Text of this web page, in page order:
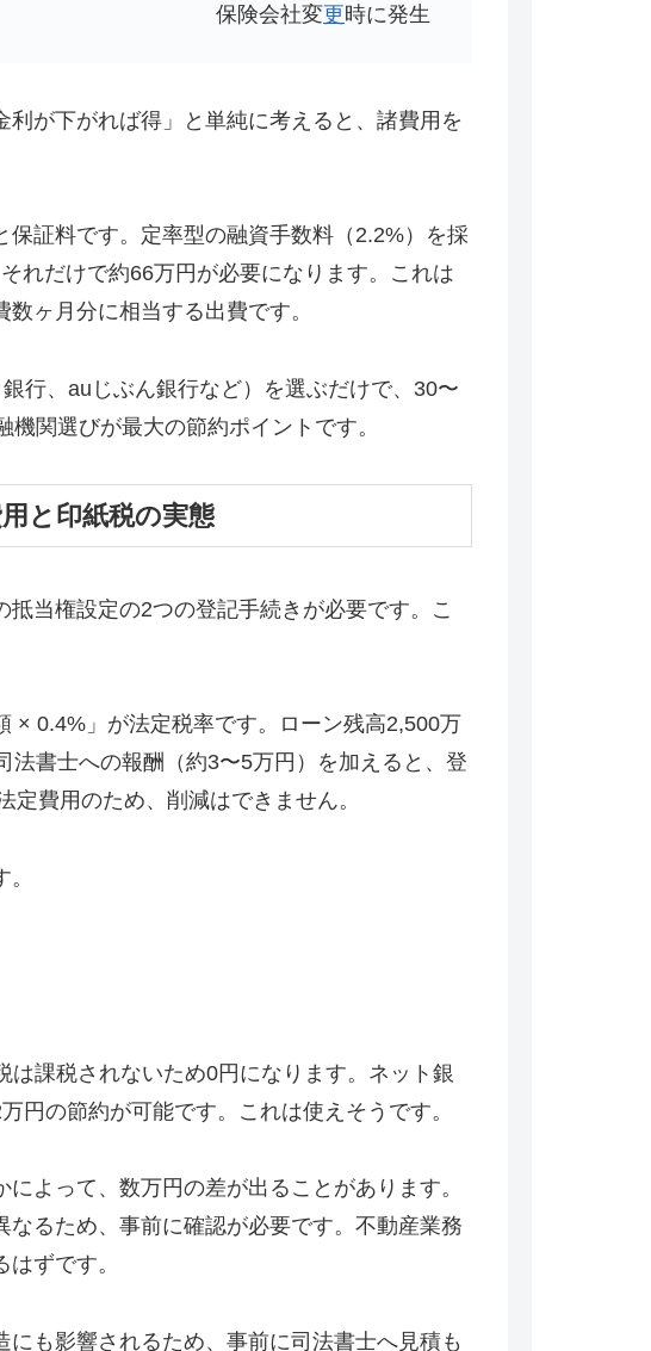
保険会社変更時に発生
が下がれば得」と単純に考えると、諸費用を
証料です。定率型の融資手数料（2.2%）を採
れだけで約66万円が必要になります。これは
ヶ月分に相当する出費です。
行、auじぶん銀行など）を選ぶだけで、30〜
関選びが最大の節約ポイントです。
と印紙税の実態
当権設定の2つの登記手続きが必要です。こ
× 0.4%」が法定税率です。ローン残高2,500万
法書士への報酬（約3〜5万円）を加えると、登
費用のため、削減はできません。
課税されないため0円になります。ネット銀
円の節約が可能です。これは使えそうです。
よって、数万円の差が出ることがあります。
るため、事前に確認が必要です。不動産業務
ずです。
も影響されるため、事前に司法書士へ見積も